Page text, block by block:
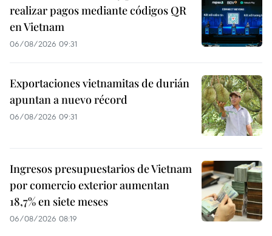
realizar pagos mediante códigos QR
en Vietnam
06/08/2026 09:31
Exportaciones vietnamitas de durián
apuntan a nuevo récord
06/08/2026 09:31
Ingresos presupuestarios de Vietnam
por comercio exterior aumentan
18,7% en siete meses
06/08/2026 08:19